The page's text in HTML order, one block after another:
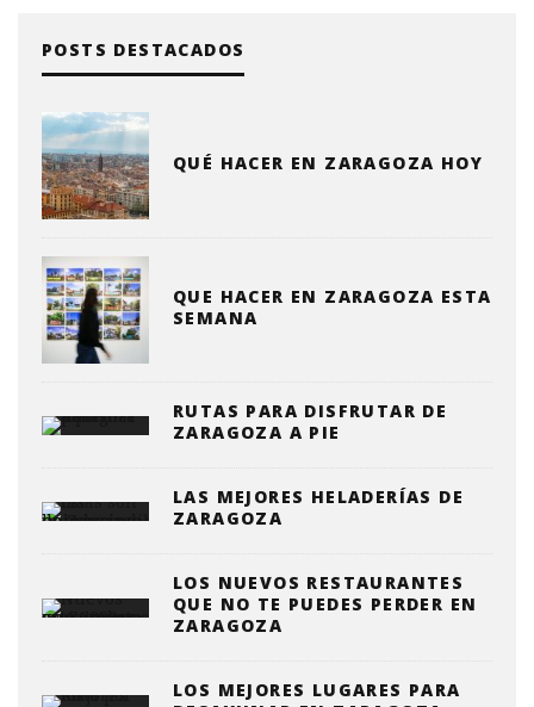
POSTS DESTACADOS
QUÉ HACER EN ZARAGOZA HOY
QUE HACER EN ZARAGOZA ESTA
SEMANA
RUTAS PARA DISFRUTAR DE
ZARAGOZA A PIE
LAS MEJORES HELADERÍAS DE
ZARAGOZA
LOS NUEVOS RESTAURANTES
QUE NO TE PUEDES PERDER EN
ZARAGOZA
LOS MEJORES LUGARES PARA